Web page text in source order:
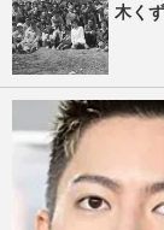
木く